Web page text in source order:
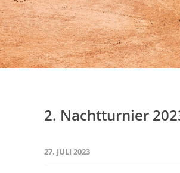
2. Nachtturnier
27. JULI 2023